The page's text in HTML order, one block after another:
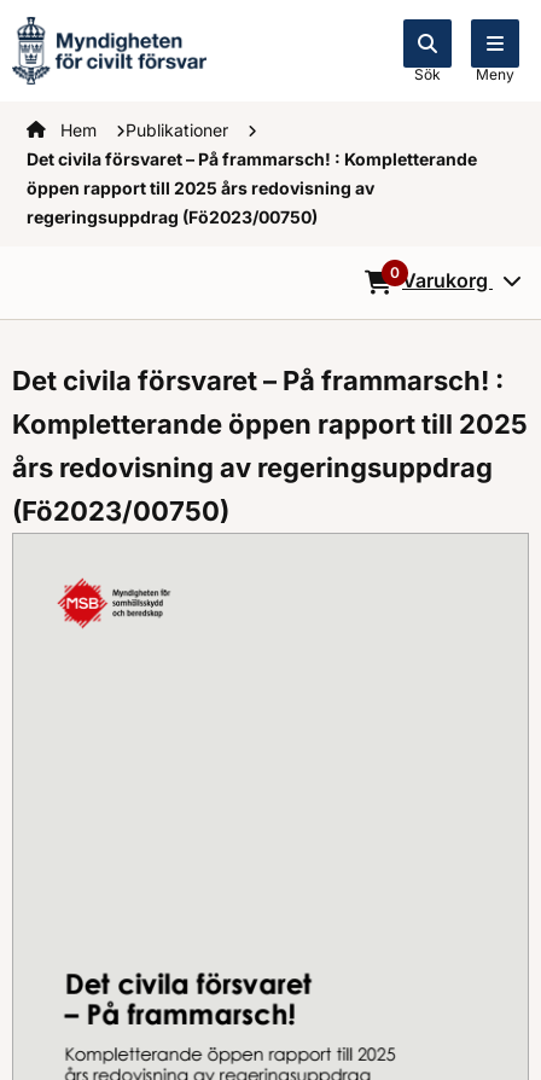
Sök Meny
Startsidan
Hem
Publikationer
Det civila försvaret – På frammarsch! : Kompletterande
öppen rapport till 2025 års redovisning av
regeringsuppdrag (Fö2023/00750)
0Varukorg
Det civila försvaret – På frammarsch! :
Kompletterande öppen rapport till 2025
års redovisning av regeringsuppdrag
(Fö2023/00750)